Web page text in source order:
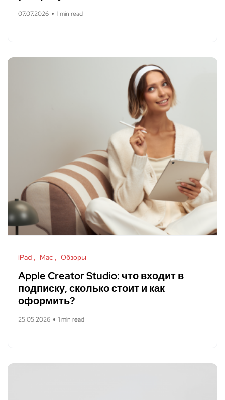
07.07.2026 1 min read
iPad Mac Обзоры
Apple Creator Studio: что входит в
подписку, сколько стоит и как
оформить?
25.05.2026 1 min read